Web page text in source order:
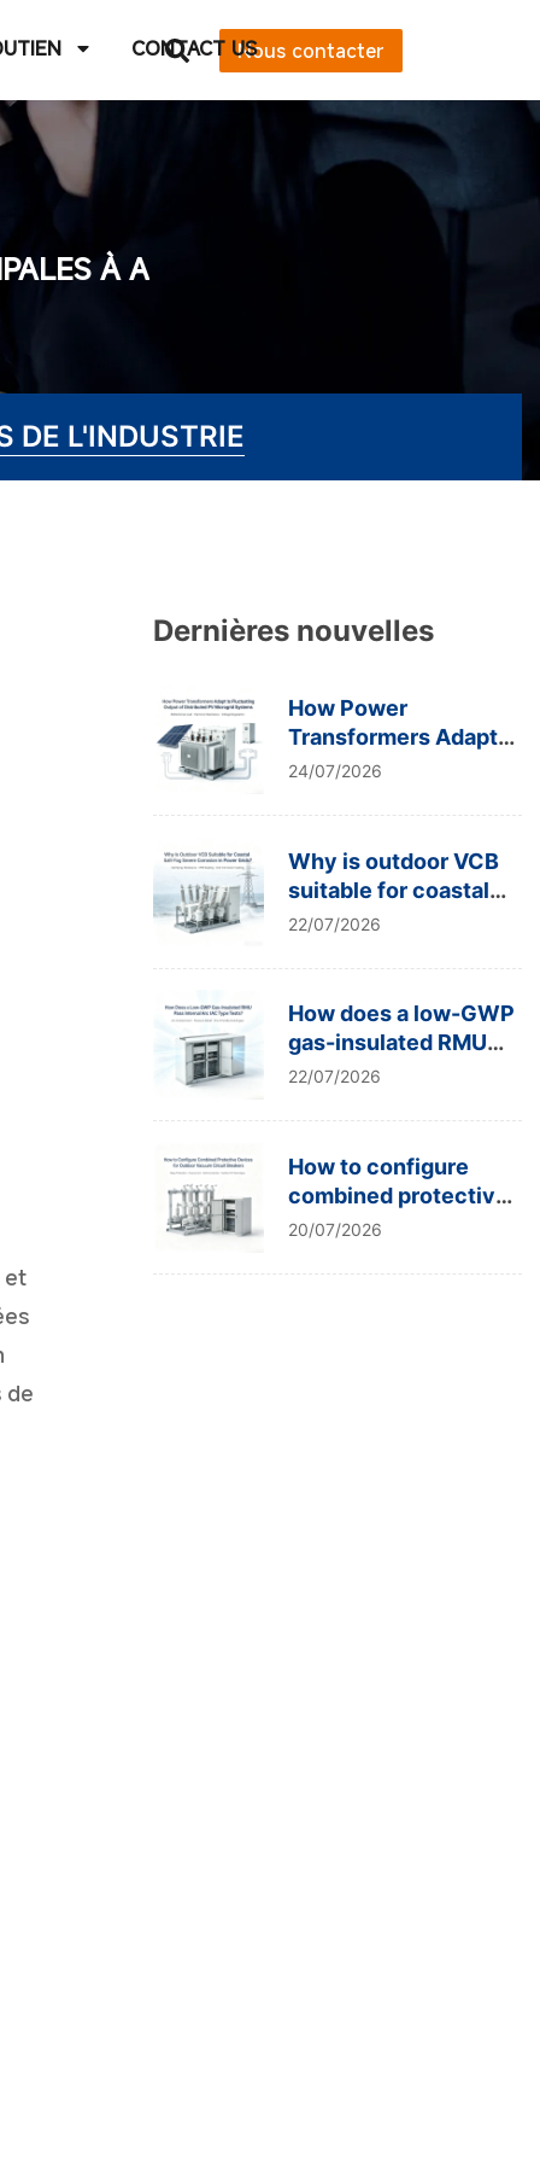
CONTACT USNous contacter
À A
DE L'INDUSTRIE
et
de
Dernières nouvelles
How Power
Transformers Adapt
to Fluctuating Output
Microgrid Systems
24/07/2026
Why is outdoor VCB
suitable for coastal
salt-fog severe
grids?
22/07/2026
How does a low-GWP
gas-insulated RMU
pass internal arc IAC
22/07/2026
How to configure
combined protective
devices for outdoor
breakers?
20/07/2026